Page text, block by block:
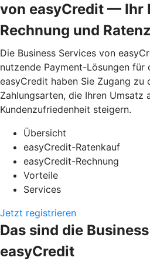
von easyCredit — Ihr
Rechnung und
Die Business Services von
nutzende Payment-Lösungen für
easyCredit haben Sie Zugang zu
Zahlungsarten, die Ihren Umsatz
Kundenzufriedenheit steigern.
Übersicht
easyCredit-Ratenkauf
easyCredit-Rechnung
Vorteile
Services
Jetzt registrieren
Das sind die
easyCredit